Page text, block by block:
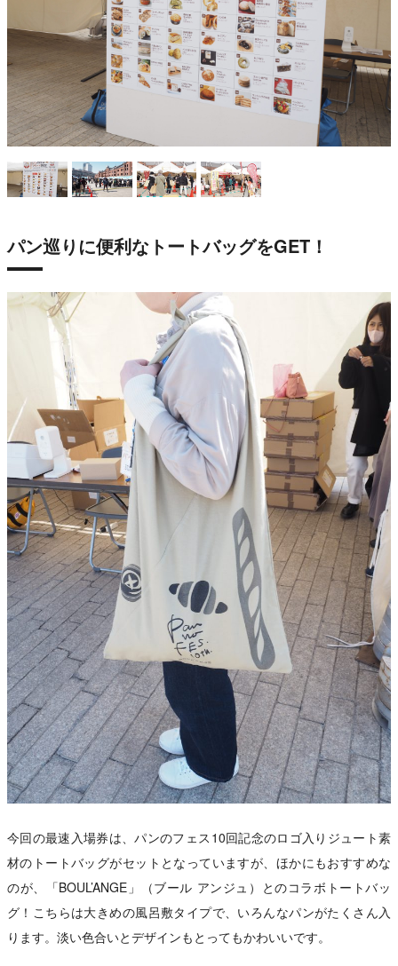
パン巡りに便利なトートバッグをGET！
今回の最速入場券は、パンのフェス10回記念のロゴ入りジュート素
材のトートバッグがセットとなっていますが、ほかにもおすすめな
のが、「BOUL’ANGE」（ブール アンジュ）とのコラボトートバッ
グ！こちらは大きめの風呂敷タイプで、いろんなパンがたくさん入
ります。淡い色合いとデザインもとってもかわいいです。